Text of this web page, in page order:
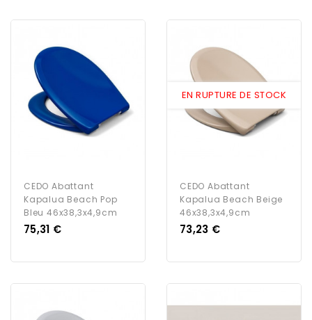
CEDO Abattant
Kapalua Beach Pop
Bleu 46x38,3x4,9cm
Prix
75,31 €
EN RUPTURE DE STOCK
CEDO Abattant
Kapalua Beach Beige
46x38,3x4,9cm
Prix
73,23 €